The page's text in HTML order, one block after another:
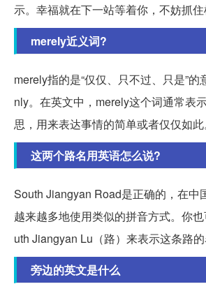
示。幸福就在下一站等着你，不妨抓住
merely近义词?
merely指的是“仅仅、只不过、只是”
nly。在英文中，merely这个词通常表
思，用来表达事情的简单或者仅仅如此
这两个路名用英语怎么说?
South Jiangyan Road是正确的，在中
越来越多地使用类似的拼音方式。你
uth Jiangyan Lu（路）来表示这条路的
旁边的英文是什么